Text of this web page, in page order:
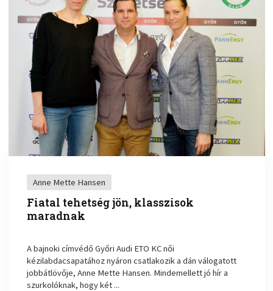
Anne Mette Hansen
Fiatal tehetség jön, klasszisok
maradnak
A bajnoki címvédő Győri Audi ETO KC női
kézilabdacsapatához nyáron csatlakozik a dán válogatott
jobbátlövője, Anne Mette Hansen. Mindemellett jó hír a
szurkolóknak, hogy két ...